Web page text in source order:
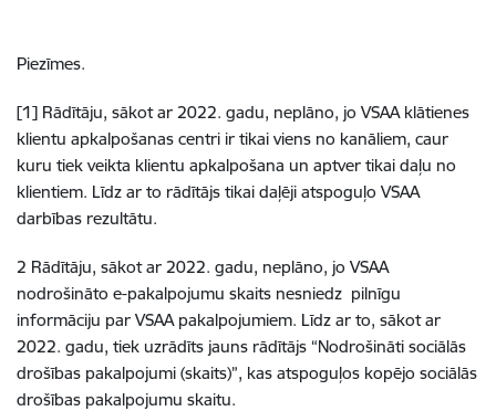
Piezīmes.
[1] Rādītāju, sākot ar 2022. gadu, neplāno, jo VSAA klātienes
klientu apkalpošanas centri ir tikai viens no kanāliem, caur
kuru tiek veikta klientu apkalpošana un aptver tikai daļu no
klientiem. Līdz ar to rādītājs tikai daļēji atspoguļo VSAA
darbības rezultātu.
2 Rādītāju, sākot ar 2022. gadu, neplāno, jo VSAA
nodrošināto e-pakalpojumu skaits nesniedz pilnīgu
informāciju par VSAA pakalpojumiem. Līdz ar to, sākot ar
2022. gadu, tiek uzrādīts jauns rādītājs “Nodrošināti sociālās
drošības pakalpojumi (skaits)”, kas atspoguļos kopējo sociālās
drošības pakalpojumu skaitu.